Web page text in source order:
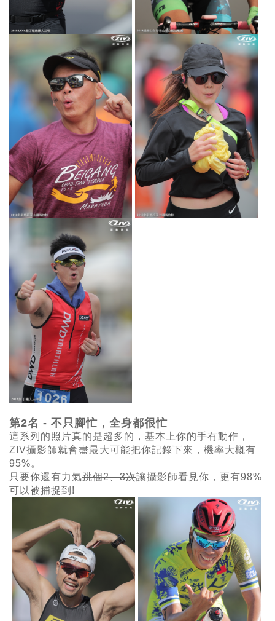
第2名 - 不只腳忙，全身都很忙
這系列的照片真的是超多的，基本上你的手有動作，
ZIV攝影師就會盡最大可能把你記錄下來，機率大概有
95%。
只要你還有力氣跳個2、3次讓攝影師看見你，更有98%
可以被捕捉到!